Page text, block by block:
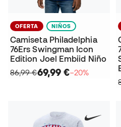
OFERTA NIÑOS
Camiseta Philadelphia
76Ers Swingman Icon
Edition Joel Embiid Niño
86,99 €69,99 €−20%